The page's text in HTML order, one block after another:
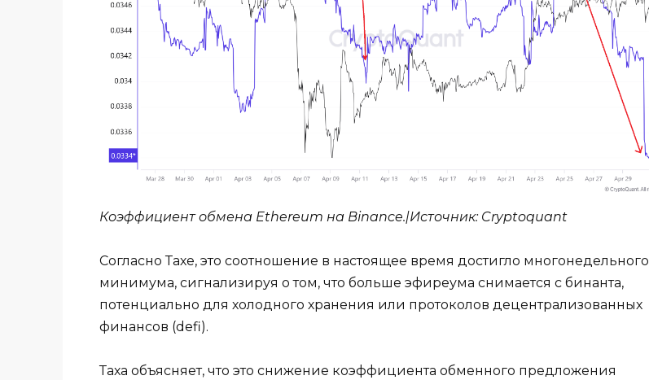
Коэффициент обмена Ethereum на Binance.|Источник: Cryptoquant
Согласно Тахе, это соотношение в настоящее время достигло многонедельного
минимума, сигнализируя о том, что больше эфиреума снимается с бинанта,
потенциально для холодного хранения или протоколов децентрализованных
финансов (defi).
Таха объясняет, что это снижение коэффициента обменного предложения